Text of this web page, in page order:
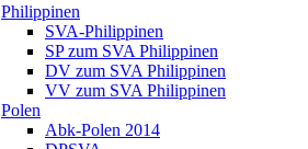
Philippinen
SVA-Philippinen
SP zum SVA Philippinen
DV zum SVA Philippinen
VV zum SVA Philippinen
Polen
Abk-Polen 2014